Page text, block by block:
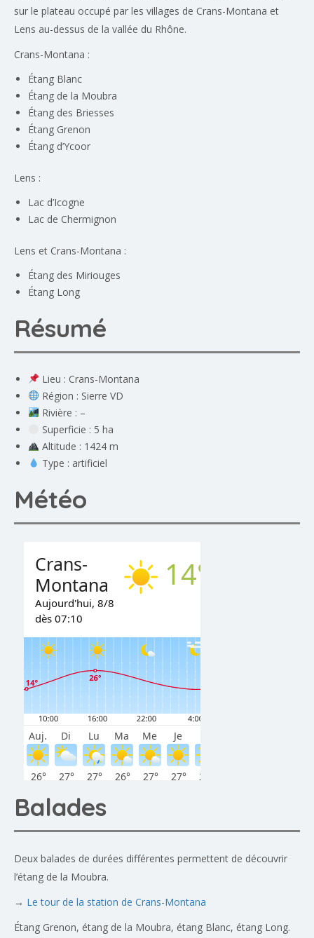
sur le plateau occupé par les villages de Crans-Montana et
Lens au-dessus de la vallée du Rhône.
Crans-Montana :
Étang Blanc
Étang de la Moubra
Étang des Briesses
Étang Grenon
Étang d’Ycoor
Lens :
Lac d’Icogne
Lac de Chermignon
Lens et Crans-Montana :
Étang des Miriouges
Étang Long
Résumé
Lieu : Crans-Montana
Région : Sierre VD
Rivière : –
Superficie : 5 ha
Altitude : 1424 m
Type : artificiel
Météo
Balades
Deux balades de durées différentes permettent de découvrir
l’étang de la Moubra.
→ Le tour de la station de Crans-Montana
Étang Grenon, étang de la Moubra, étang Blanc, étang Long.